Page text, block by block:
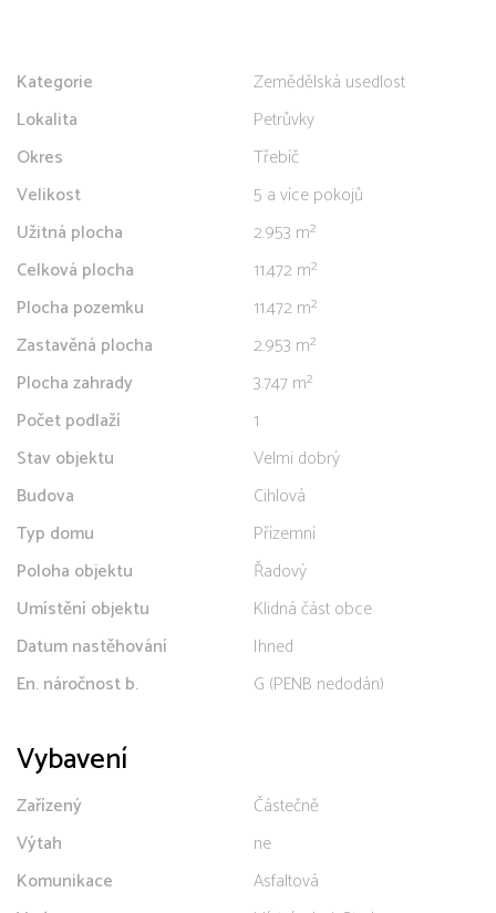
Kategorie
Zemědělská usedlost
Lokalita
Petrůvky
Okres
Třebíč
Velikost
5 a více pokojů
Užitná plocha
2.953 m²
Celková plocha
11.472 m²
Plocha pozemku
11.472 m²
Zastavěná plocha
2.953 m²
Plocha zahrady
3.747 m²
Počet podlaží
1
Stav objektu
Velmi dobrý
Budova
Cihlová
Typ domu
Přízemní
Poloha objektu
Řadový
Umístění objektu
Klidná část obce
Datum nastěhování
Ihned
En. náročnost b.
G (PENB nedodán)
Vybavení
Zařízený
Částečně
Výtah
ne
Komunikace
Asfaltová